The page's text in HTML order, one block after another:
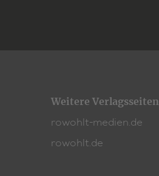
Weitere Verlagsseiten
rowohlt-medien.de
rowohlt.de